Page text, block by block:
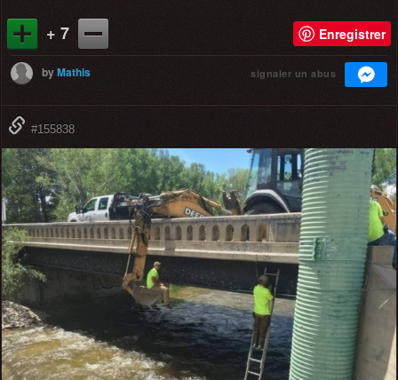
+ 7 Enregistrer
byMathis signaler un abus
#155838